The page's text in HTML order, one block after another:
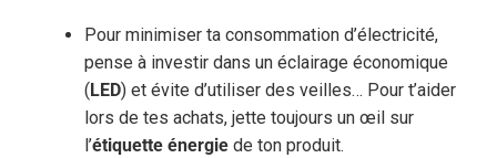
Pour minimiser ta consommation d’électricité,
pense à investir dans un éclairage économique
( LED) et évite d’utiliser des veilles… Pour t’aider
lors de tes achats, jette toujours un œil sur
l’étiquette énergiede ton produit.